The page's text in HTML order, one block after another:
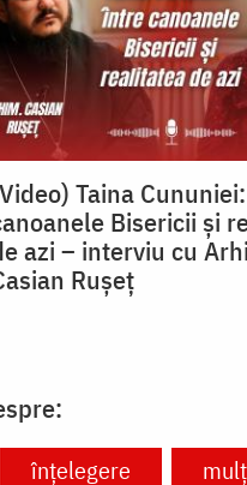
Taina
Bisericii și
azi – interviu cu
Rușeț
înțelegere